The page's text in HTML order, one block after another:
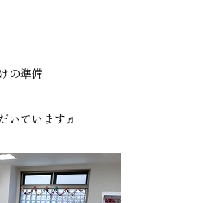
の準備
いています♬